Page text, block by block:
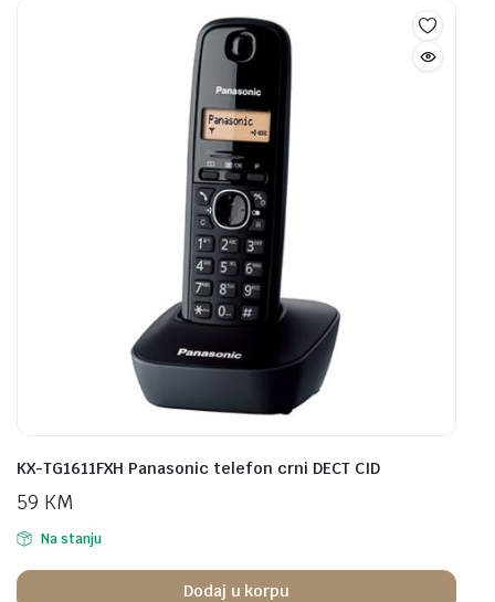
KX-TG1611FXH Panasonic telefon crni DECT CID
59 KM
Na stanju
Dodaj u korpu